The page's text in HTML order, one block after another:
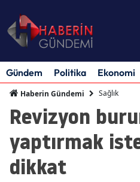
Gündem Politika Ekonomi
Haberin Gündemi Sağlık
Revizyon
yaptırmak
dikkat